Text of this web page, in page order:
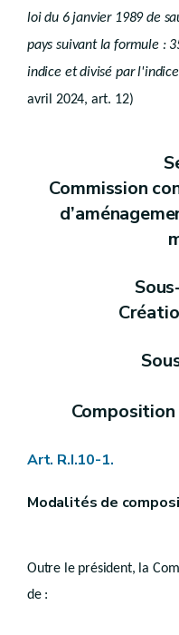
Annexe 18
Annexe 19
Annexe 21
Annexe 22
Annexe 23
Annexe 27
Annexe 28
loi du 6 janvier 1989 de
pays suivant la formule :
indice et divisé par
avril 2024, art. 12)
Commission
Art. R.I.10-1.
Modalités de
Outre le président, la
de :